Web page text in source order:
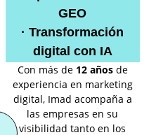
GEO
· Transformación
digital con IA
Con más de 12 añosde
experiencia en marketing
digital, Imad acompaña a
las empresas en su
visibilidad tanto en los